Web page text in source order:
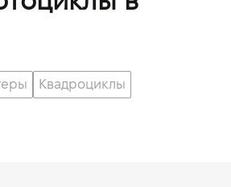
Квадроциклы